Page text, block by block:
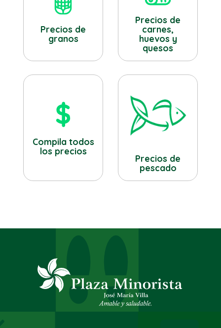
Precios de
granos
Precios de
carnes,
huevos y
quesos
Compila todos
los precios
Precios de
pescado